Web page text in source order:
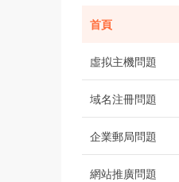
首頁
虛拟主機問題
域名注冊問題
企業郵局問題
網站推廣問題